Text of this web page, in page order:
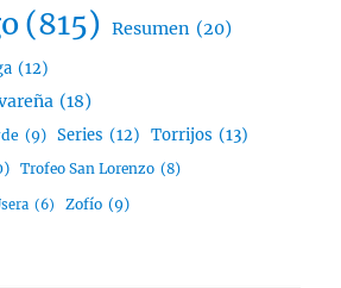
(815) Resumen (20)
(12)
(18)
(9) Series (12) Torrijos (13)
Trofeo San Lorenzo (8)
(6) Zofío (9)